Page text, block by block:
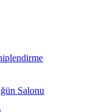
Salonu